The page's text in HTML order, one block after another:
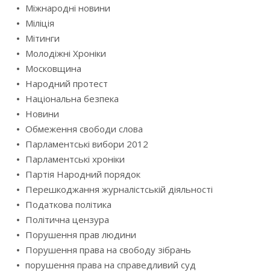
Міжнародні новини
Міліція
Мітинги
Молодіжні Хроніки
Московщина
Народний протест
Національна безпека
Новини
Обмеження свободи слова
Парламентські вибори 2012
Парламентські хроніки
Партія Народний порядок
Перешкоджання журналістській діяльності
Податкова політика
Політична цензура
Порушення прав людини
Порушення права на свободу зібрань
порушення права на справедливий суд